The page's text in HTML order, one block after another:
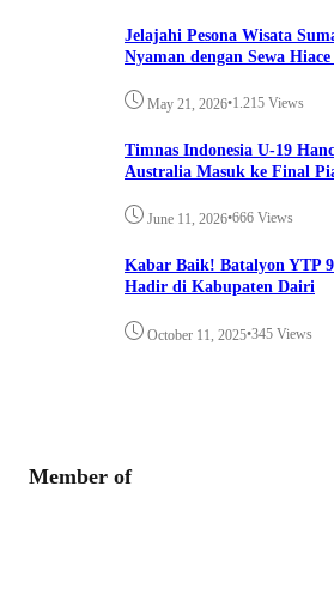
Jelajahi Pesona Wisata
Nyaman dengan Sewa
May 21, 2026•1.215 Views
Timnas Indonesia U-19
Australia Masuk ke Final
June 11, 2026•666 Views
Kabar Baik! Batalyon YTP
Hadir di Kabupaten Dairi
October 11, 2025•345 Views
Member of